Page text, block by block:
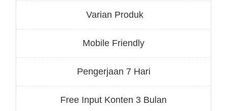
Varian Produk
Mobile Friendly
Pengerjaan 7 Hari
Free Input Konten 3 Bulan